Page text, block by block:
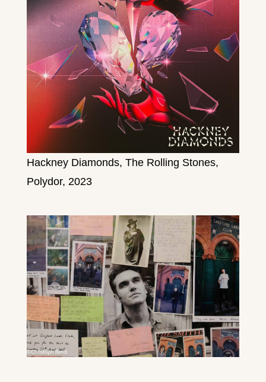
Hackney Diamonds, The Rolling Stones,
Polydor, 2023